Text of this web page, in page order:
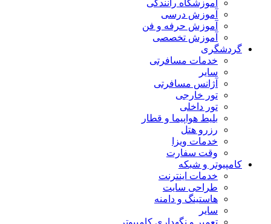
آموزشگاه رانندگی
آموزش درسی
آموزش حرفه و فن
آموزش تخصصی
گردشگری
خدمات مسافرتی
سایر
آژانس مسافرتی
تور خارجی
تور داخلی
بلیط هواپیما و قطار
رزرو هتل
خدمات ویزا
وقت سفارت
کامپیوتر و شبکه
خدمات اینترنت
طراحی سایت
هاستینگ و دامنه
سایر